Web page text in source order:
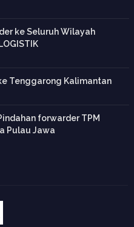
ke Seluruh Wilayah
Tenggarong Kalimantan
forwarder TPM
Pulau Jawa